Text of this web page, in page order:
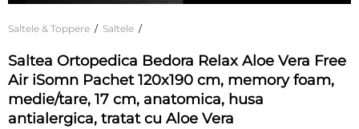
Saltele & Toppere / Saltele /
Saltea Ortopedica Bedora Relax Aloe Vera Free
Air iSomn Pachet 120x190 cm, memory foam,
medie/tare, 17 cm, anatomica, husa
antialergica, tratat cu Aloe Vera